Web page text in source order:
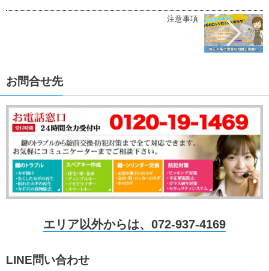
注意事項
お問合せ先
エリア以外からは、072-937-4169
LINE問い合わせ